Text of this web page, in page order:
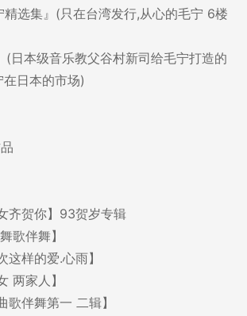
选集』(只在台湾发行,从心的毛宁 6楼
日本级音乐教父谷村新司给毛宁打造的
日本的市场)
齐贺你】93贺岁专辑
歌伴舞】
样的爱.心雨】
两家人】
伴舞第一 二辑】